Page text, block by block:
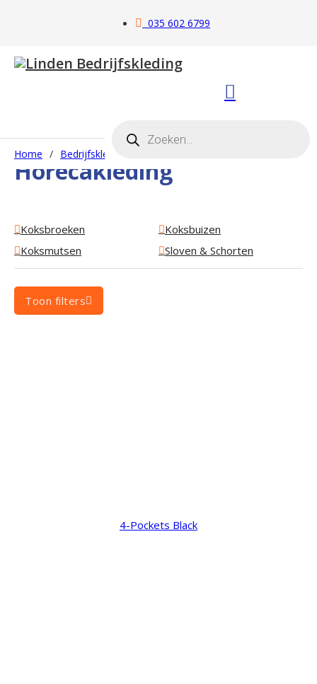
035 602 6799
Home / Bedrijfskleding
Horecakleding
Koksbroeken
Koksbuizen
Koksmutsen
Sloven & Schorten
Toon filters
4-Pockets Black